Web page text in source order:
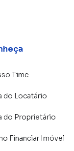
Time
do Locatário
do Proprietário
Financiar Imóvel